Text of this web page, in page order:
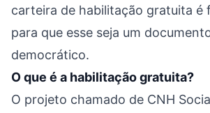
carteira de habilitação gratuita é
para que esse seja um
democrático.
O que é a habilitação gratuita?
O projeto chamado de CNH